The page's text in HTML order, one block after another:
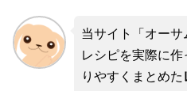
当サイト「オー
レシピを実際に
りやすくまとめた